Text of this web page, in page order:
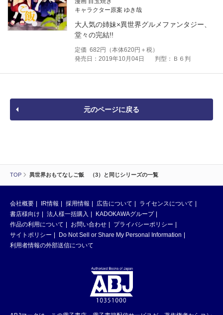
TOP 異世界おもてなしご飯 （3）と同じシリーズの一覧
キャラクター原案 ゆき哉
大人気の姉妹×異世界グルメファンタジー、
堂々の完結!!
定価 682 円（本体620円＋税）
発売日：2019年10月04日
判型：Ｂ６判
元のページに戻る
会社概要 IR情報 採用情報 広告について
ライセンスについて
書店様向け
法人様一括購入
KADOKAWAグループ
作品の利用について
お問い合わせ
プライバシーポリシー
サイトポリシー
Do Not Sell or Share My Personal Information
利用者情報の外部送信について